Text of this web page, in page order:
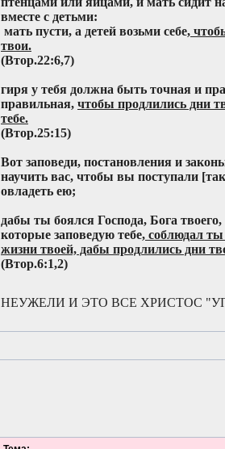
вместе с детьми:
мать пусти, а детей возьми себе,
твои.
(Втор.22:6,7)
гиря у тебя должна быть точная и
правильная, чтобы продлились дни
тебе.
(Втор.25:15)
Вот заповеди, постановления и
научить вас, чтобы вы поступали
овладеть ею;
дабы ты боялся Господа, Бога
которые заповедую тебе, соблюдал
жизни твоей, дабы продлились дни
(Втор.6:1,2)
НЕУЖЕЛИ И ЭТО ВСЕ ХРИСТОС